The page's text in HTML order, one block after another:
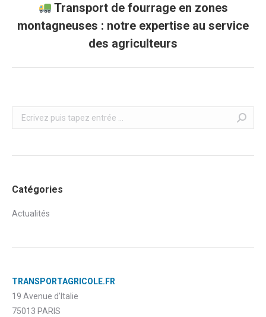
Onglet
suivant
Transport de fourrage en zones
montagneuses : notre expertise au service
des agriculteurs
Recherche
Catégories
Actualités
TRANSPORTAGRICOLE.FR
19 Avenue d'Italie
75013 PARIS